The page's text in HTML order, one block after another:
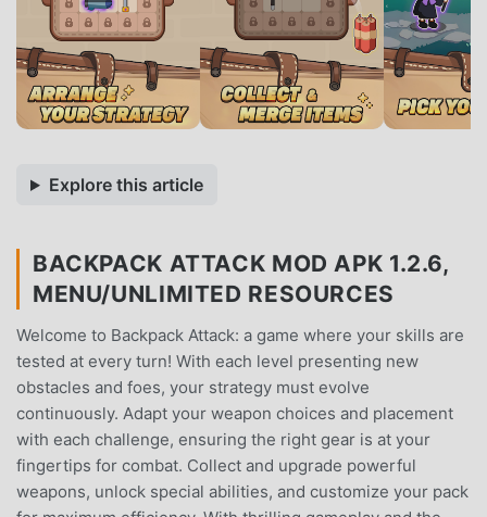
Explore this article
BACKPACK ATTACK MOD APK 1.2.6,
MENU/UNLIMITED RESOURCES
Welcome to Backpack Attack: a game where your skills are
tested at every turn! With each level presenting new
obstacles and foes, your strategy must evolve
continuously. Adapt your weapon choices and placement
with each challenge, ensuring the right gear is at your
fingertips for combat. Collect and upgrade powerful
weapons, unlock special abilities, and customize your pack